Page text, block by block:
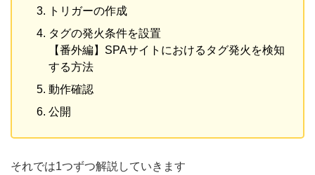
トリガーの作成
タグの発火条件を設置
【番外編】SPAサイトにおけるタグ発火を検知
する方法
動作確認
公開
それでは1つずつ解説していきます